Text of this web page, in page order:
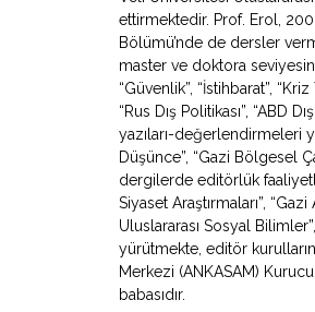
ettirmektedir. Prof. Erol,
Bölümü’nde de dersler
master ve doktora
“Güvenlik”, “İstihbarat”,
“Rus Dış Politikası”, “ABD
yazıları-değerlendirmeleri
Düşünce”, “Gazi Bölgesel
dergilerde editörlük
Siyaset Araştırmaları”,
Uluslararası Sosyal
yürütmekte, editör
Merkezi (ANKASAM)
babasıdır.